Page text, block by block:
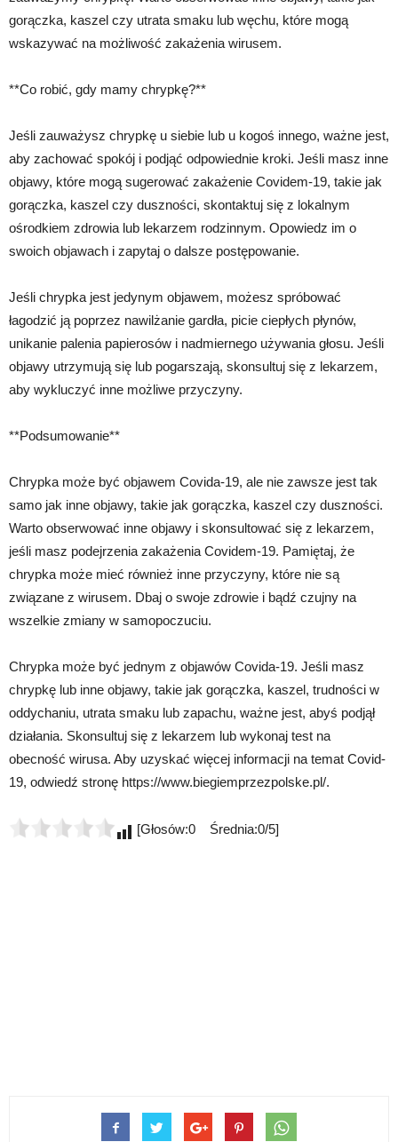
gorączka, kaszel czy utrata smaku lub węchu, które mogą
wskazywać na możliwość zakażenia wirusem.
**Co robić, gdy mamy chrypkę?**
Jeśli zauważysz chrypkę u siebie lub u kogoś innego, ważne jest,
aby zachować spokój i podjąć odpowiednie kroki. Jeśli masz inne
objawy, które mogą sugerować zakażenie Covidem-19, takie jak
gorączka, kaszel czy duszności, skontaktuj się z lokalnym
ośrodkiem zdrowia lub lekarzem rodzinnym. Opowiedz im o
swoich objawach i zapytaj o dalsze postępowanie.
Jeśli chrypka jest jedynym objawem, możesz spróbować
łagodzić ją poprzez nawilżanie gardła, picie ciepłych płynów,
unikanie palenia papierosów i nadmiernego używania głosu. Jeśli
objawy utrzymują się lub pogarszają, skonsultuj się z lekarzem,
aby wykluczyć inne możliwe przyczyny.
**Podsumowanie**
Chrypka może być objawem Covida-19, ale nie zawsze jest tak
samo jak inne objawy, takie jak gorączka, kaszel czy duszności.
Warto obserwować inne objawy i skonsultować się z lekarzem,
jeśli masz podejrzenia zakażenia Covidem-19. Pamiętaj, że
chrypka może mieć również inne przyczyny, które nie są
związane z wirusem. Dbaj o swoje zdrowie i bądź czujny na
wszelkie zmiany w samopoczuciu.
Chrypka może być jednym z objawów Covida-19. Jeśli masz
chrypkę lub inne objawy, takie jak gorączka, kaszel, trudności w
oddychaniu, utrata smaku lub zapachu, ważne jest, abyś podjął
działania. Skonsultuj się z lekarzem lub wykonaj test na
obecność wirusa. Aby uzyskać więcej informacji na temat Covid-
19, odwiedź stronę https://www.biegiemprzezpolske.pl/.
[Głosów:0 Średnia:0/5]